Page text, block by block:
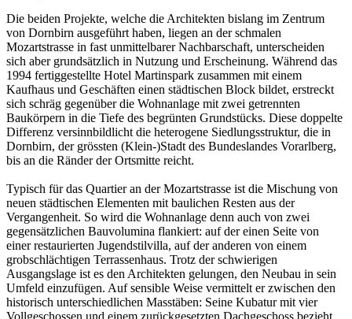
Die beiden Projekte, welche die Architekten bislang im Zentrum
von Dornbirn ausgeführt haben, liegen an der schmalen
Mozartstrasse in fast unmittelbarer Nachbarschaft, unterscheiden
sich aber grundsätzlich in Nutzung und Erscheinung. Während das
1994 fertiggestellte Hotel Martinspark zusammen mit einem
Kaufhaus und Geschäften einen städtischen Block bildet, erstreckt
sich schräg gegenüber die Wohnanlage mit zwei getrennten
Baukörpern in die Tiefe des begrünten Grundstücks. Diese doppelte
Differenz versinnbildlicht die heterogene Siedlungsstruktur, die in
Dornbirn, der grössten (Klein-)Stadt des Bundeslandes Vorarlberg,
bis an die Ränder der Ortsmitte reicht.
Typisch für das Quartier an der Mozartstrasse ist die Mischung von
neuen städtischen Elementen mit baulichen Resten aus der
Vergangenheit. So wird die Wohnanlage denn auch von zwei
gegensätzlichen Bauvolumina flankiert: auf der einen Seite von
einer restaurierten Jugendstilvilla, auf der anderen von einem
grobschlächtigen Terrassenhaus. Trotz der schwierigen
Ausgangslage ist es den Architekten gelungen, den Neubau in sein
Umfeld einzufügen. Auf sensible Weise vermittelt er zwischen den
historisch unterschiedlichen Masstäben: Seine Kubatur mit vier